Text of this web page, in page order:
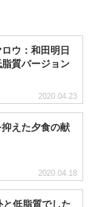
ウ：和田明日
質バージョン
2020.04.23
抑えた夕食の献
2020.04.18
低脂質でした